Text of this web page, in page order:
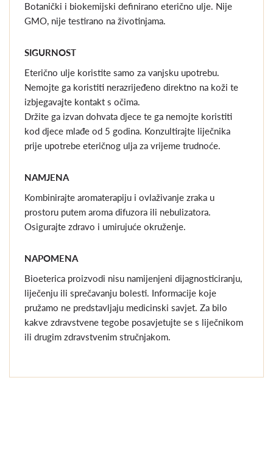
Botanički i biokemijski definirano eterično ulje. Nije
GMO, nije testirano na životinjama.
SIGURNOST
Eterično ulje koristite samo za vanjsku upotrebu.
Nemojte ga koristiti nerazrijeđeno direktno na koži te
izbjegavajte kontakt s očima.
Držite ga izvan dohvata djece te ga nemojte koristiti
kod djece mlađe od 5 godina. Konzultirajte liječnika
prije upotrebe eteričnog ulja za vrijeme trudnoće.
NAMJENA
Kombinirajte aromaterapiju i ovlaživanje zraka u
prostoru putem aroma difuzora ili nebulizatora.
Osigurajte zdravo i umirujuće okruženje.
NAPOMENA
Bioeterica proizvodi nisu namijenjeni dijagnosticiranju,
liječenju ili sprečavanju bolesti. Informacije koje
pružamo ne predstavljaju medicinski savjet. Za bilo
kakve zdravstvene tegobe posavjetujte se s liječnikom
ili drugim zdravstvenim stručnjakom.